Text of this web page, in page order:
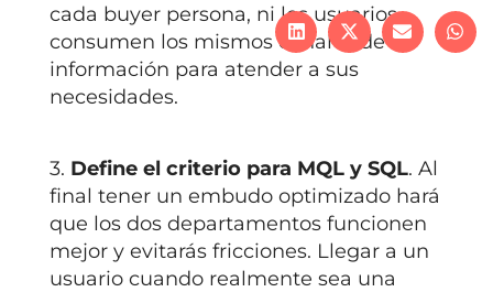
cada buyer persona, ni los usuarios
consumen los mismos canales de
información para atender a sus
necesidades.
3. Define el criterio para MQL y SQL. Al
final tener un embudo optimizado hará
que los dos departamentos funcionen
mejor y evitarás fricciones. Llegar a un
usuario cuando realmente sea una